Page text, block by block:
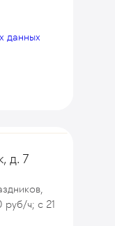
данных
д. 7
ч; с 21